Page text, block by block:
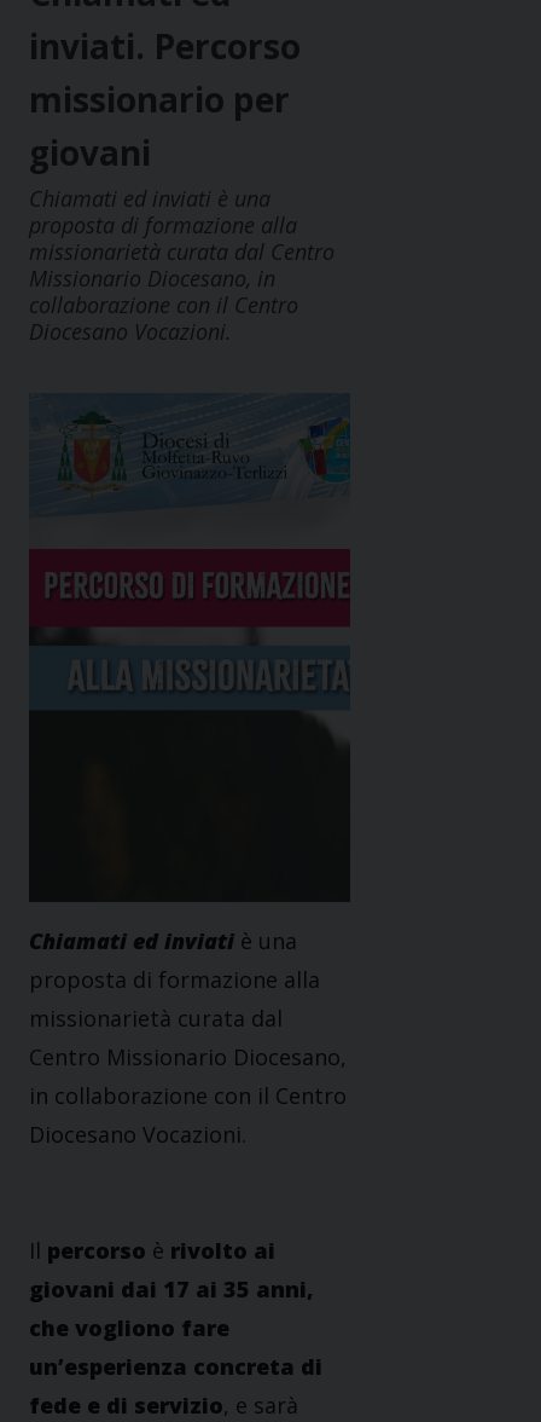
inviati. Percorso
missionario per
giovani
Chiamati ed inviati è una
proposta di formazione alla
missionarietà curata dal Centro
Missionario Diocesano, in
collaborazione con il Centro
Diocesano Vocazioni.
Chiamati ed inviati è una
proposta di formazione alla
missionarietà curata dal
Centro Missionario Diocesano,
in collaborazione con il Centro
Diocesano Vocazioni.
Il percorso è rivolto ai
giovani dai 17 ai 35 anni,
che vogliono fare
un’esperienza concreta di
fede e di servizio, e sarà